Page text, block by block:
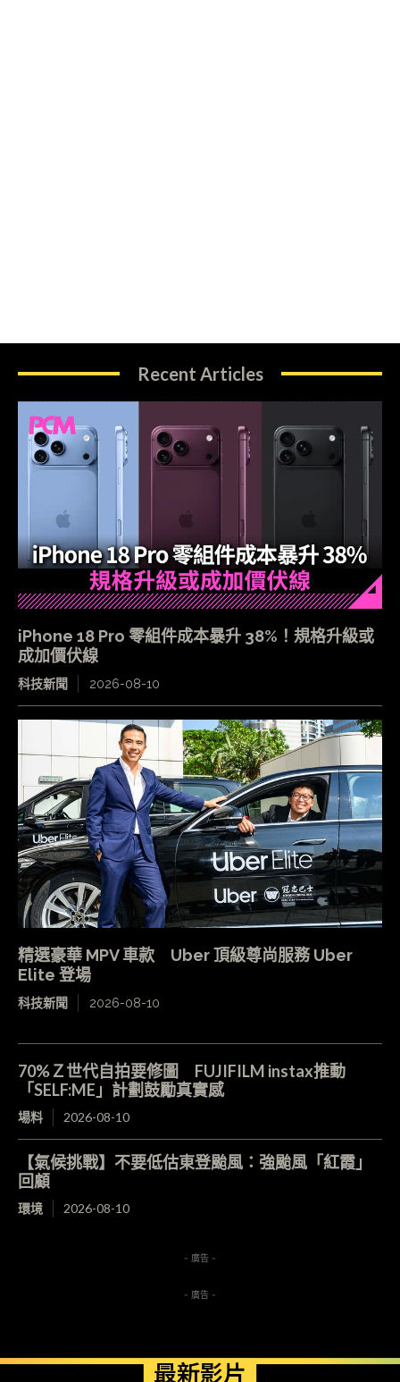
Recent Articles
iPhone 18 Pro 零組件成本暴升 38%！規格升級或
成加價伏線
科技新聞 2026-08-10
精選豪華 MPV 車款 Uber 頂級尊尚服務 Uber
Elite 登場
科技新聞 2026-08-10
70%Ｚ世代自拍要修圖 FUJIFILM instax推動
「SELF:ME」計劃鼓勵真實感
場料 2026-08-10
【氣候挑戰】不要低估東登颱風：強颱風「紅霞」
回顧
環境 2026-08-10
- 廣告 -
- 廣告 -
最新影片